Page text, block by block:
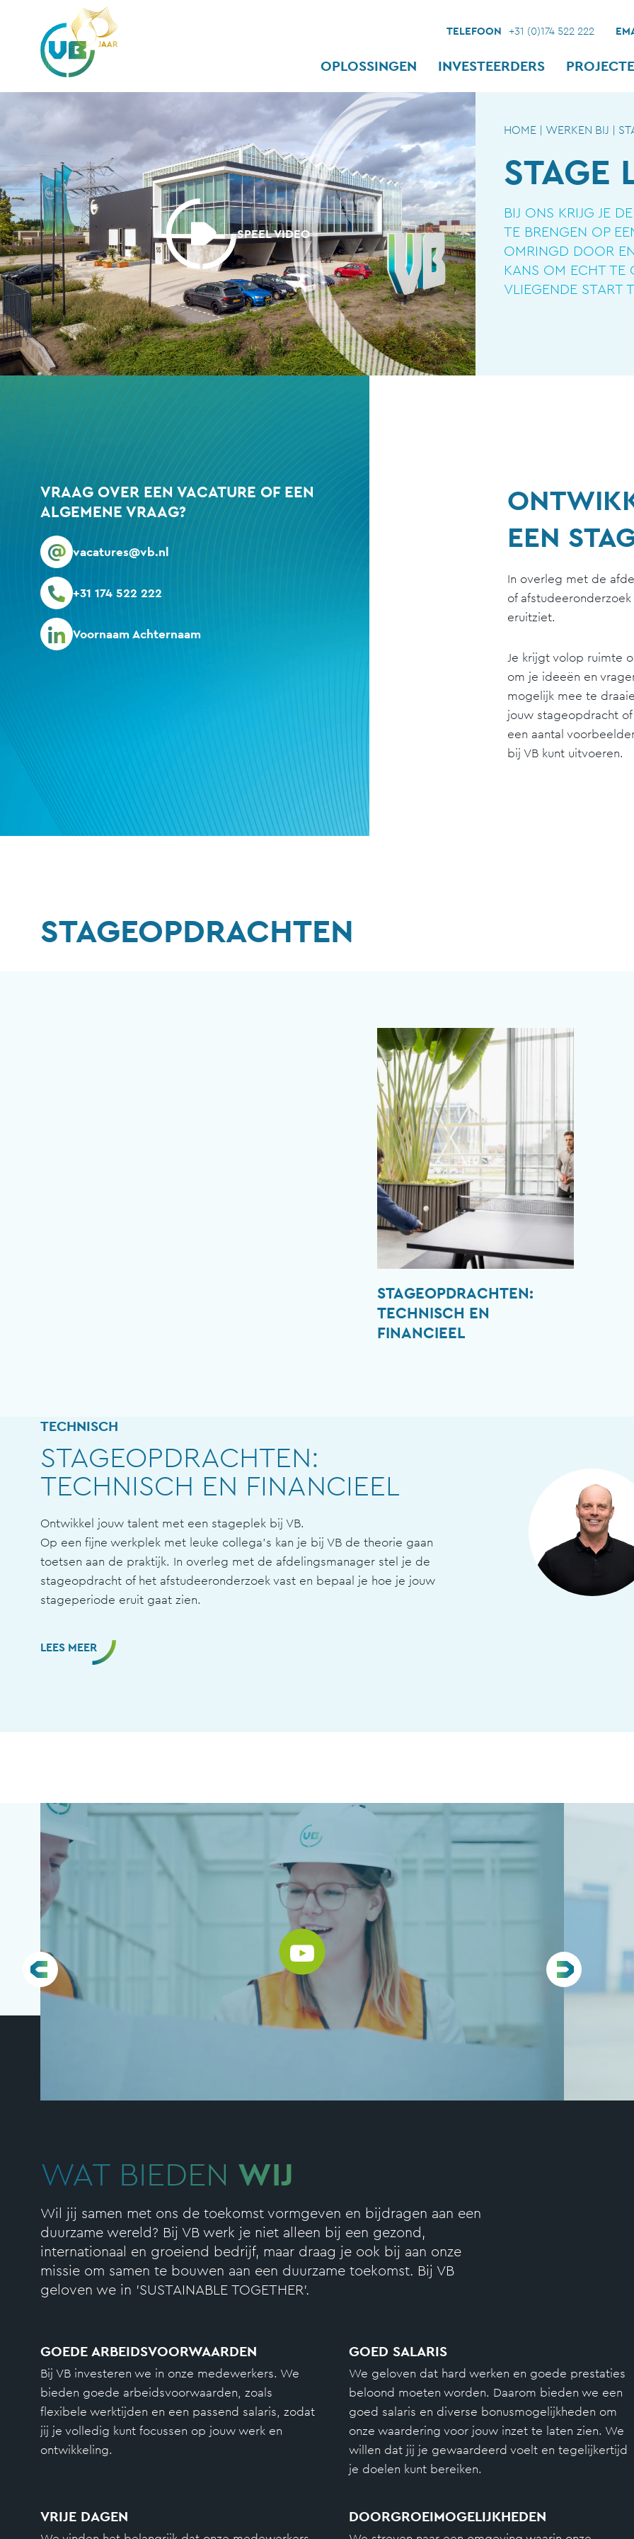
TELEFOON +31 (0)174 522 222
OPLOSSINGEN INVESTEERDERS
HOME | WERKEN BIJ |
STAGE
BIJ ONS KRIJG JE
TE BRENGEN OP
OMRINGD DOOR
KANS OM ECHT TE
VLIEGENDE START
SPEEL VIDEO
EEN
In overleg met de
of
eruitziet.
Je krijgt volop ruimte
om je ideeën en
mogelijk mee te
jouw stageopdracht
een aantal
bij VB kunt uitvoeren.
VRAAG OVER EEN VACATURE OF EEN
ALGEMENE VRAAG?
vacatures@vb.nl
+31 174 522 222
Voornaam Achternaam
STAGEOPDRACHTEN
STAGEOPDRACHTEN:
TECHNISCH EN
FINANCIEEL
TECHNISCH
STAGEOPDRACHTEN:
TECHNISCH EN FINANCIEEL
Ontwikkel jouw talent met een stageplek bij VB.
Op een fijne werkplek met leuke collega’s kan je bij VB de theorie gaan
toetsen aan de praktijk. In overleg met de afdelingsmanager stel je de
stageopdracht of het afstudeeronderzoek vast en bepaal je hoe je jouw
stageperiode eruit gaat zien.
LEES MEER
WAT BIEDEN WIJ
Wil jij samen met ons de toekomst vormgeven en bijdragen aan een
duurzame wereld? Bij VB werk je niet alleen bij een gezond,
internationaal en groeiend bedrijf, maar draag je ook bij aan onze
missie om samen te bouwen aan een duurzame toekomst. Bij VB
geloven we in 'SUSTAINABLE TOGETHER'.
GOEDE ARBEIDSVOORWAARDEN
Bij VB investeren we in onze medewerkers. We
bieden goede arbeidsvoorwaarden, zoals
flexibele werktijden en een passend salaris, zodat
jij je volledig kunt focussen op jouw werk en
ontwikkeling.
GOED SALARIS
We geloven dat hard werken en goede prestaties
beloond moeten worden. Daarom bieden we een
goed salaris en diverse bonusmogelijkheden om
onze waardering voor jouw inzet te laten zien. We
willen dat jij je gewaardeerd voelt en tegelijkertijd
je doelen kunt bereiken.
VRIJE DAGEN DOORGROEIMOGELIJKHEDEN